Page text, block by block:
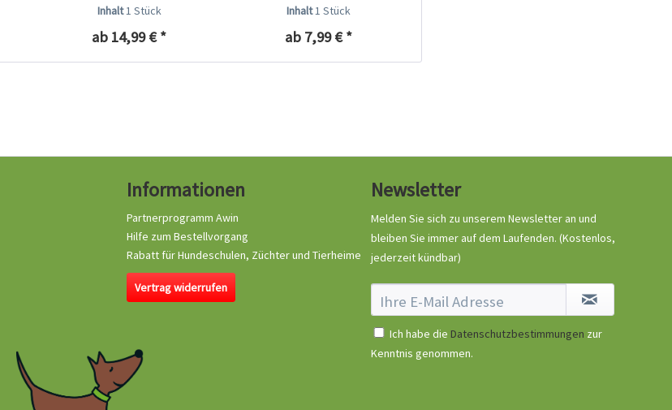
Inhalt1 Stück
ab 14,99 € *
Inhalt1 Stück
ab 7,99 € *
Ruffwear Switchbak
89,90 € *
Informationen
Partnerprogramm Awin
Hilfe zum Bestellvorgang
Rabatt für Hundeschulen, Züchter und Tierheime
Vertrag widerrufen
Newsletter
Melden Sie sich zu unserem Newsletter an und
bleiben Sie immer auf dem Laufenden. (Kostenlos,
jederzeit kündbar)
Ich habe die Datenschutzbestimmungen zur
Kenntnis genommen.